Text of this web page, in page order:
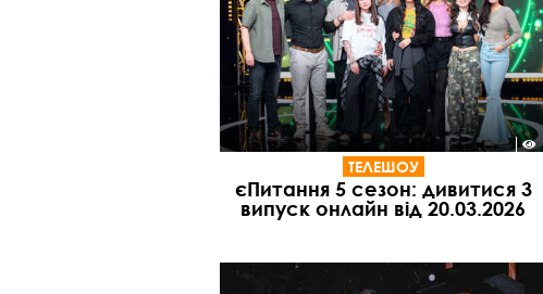
ТЕЛЕШОУ
єПитання 5 сезон: дивитися 3
випуск онлайн від 20.03.2026